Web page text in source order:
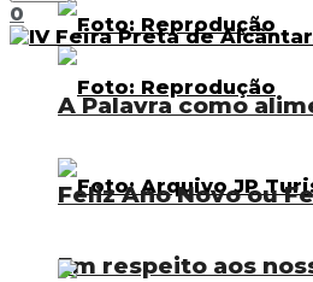
A Palavra como
Em respeito aos
Feliz Ano Novo ou
0